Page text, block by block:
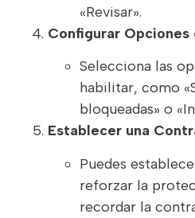
«Revisar».
Configurar
Selecciona las
habilitar, como
bloqueadas» o
Establecer una
Puedes
reforzar la
recordar la